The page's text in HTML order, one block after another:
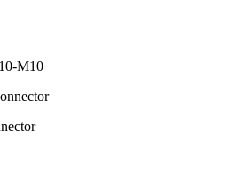
M10